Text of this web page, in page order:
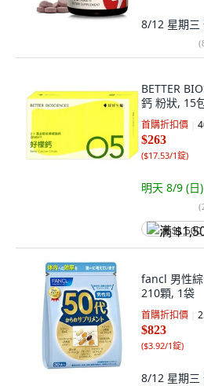
8/12 星期三
(
BETTER
鈣 粉狀, 15
首購折扣價
$263
($17.53/1錠)
明天 8/9 (日)
(
满 $1,500
fancl 男性
210顆, 1袋
首購折扣價
$823
($3.92/1錠)
8/12 星期三